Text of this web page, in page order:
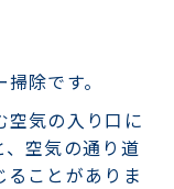
除です。
空気の入り口に
空気の通り道
ことがありま